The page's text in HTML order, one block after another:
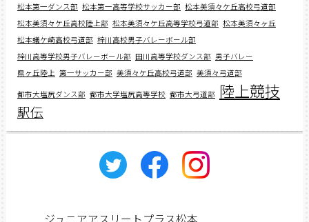
松本第一ダンス部 松本第一高等学校サッカー部 松本美須々ケ丘高校弓道部
松本美須々ケ丘高校陸上部 松本美須々ケ丘高等学校弓道部 松本美須々ヶ丘
松本蟻ケ崎高校弓道部 梓川高校男子バレーボール部
梓川高等学校男子バレーボール部 田川高等学校ダンス部 男子バレー
県ヶ丘陸上 第一サッカー部 美須々ケ丘高校弓道部 美須々弓道部
都市大塩尻ダンス部 都市大学塩尻高等学校 都市大弓道部 陸上競技
駅伝
ジュニアアスリートプラス松本